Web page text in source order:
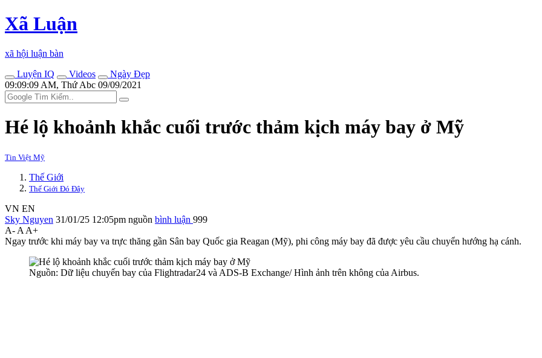
Xã Luận
xã hội luận bàn
Luyện IQ
Videos
Ngày Đẹp
09:09:09 AM, Thứ Abc 09/09/2021
Hé lộ khoảnh khắc cuối trước thảm kịch máy bay ở Mỹ
Tin Việt Mỹ
Thế Giới
Thế Giới Đó Đây
VN EN
Sky Nguyen 31/01/25 12:05pm nguồn bình luận 999
A- A A+
Ngay trước khi máy bay va trực thăng gần Sân bay Quốc gia Reagan (Mỹ), phi công máy bay đã được yêu cầu chuyển hướng hạ cánh.
Nguồn: Dữ liệu chuyến bay của Flightradar24 và ADS-B Exchange/ Hình ảnh trên không của Airbus.